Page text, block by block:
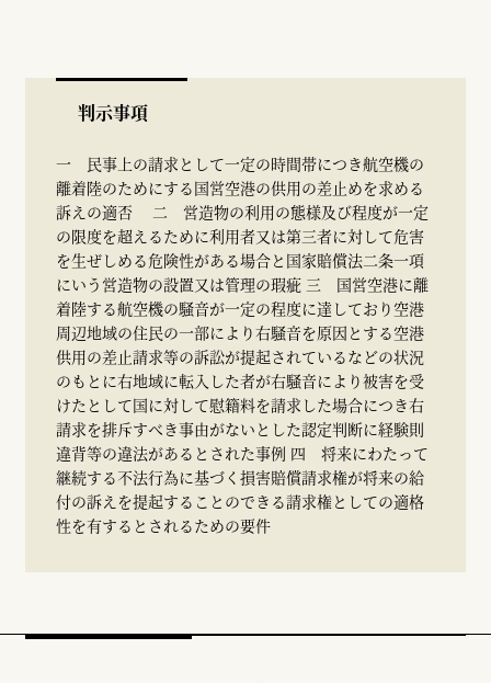
判示事項
一 民事上の請求として一定の時間帯につき航空機の
離着陸のためにする国営空港の供用の差止めを求める
訴えの適否 二 営造物の利用の態様及び程度が一定
の限度を超えるために利用者又は第三者に対して危害
を生ぜしめる危険性がある場合と国家賠償法二条一項
にいう営造物の設置又は管理の瑕疵 三 国営空港に離
着陸する航空機の騒音が一定の程度に達しており空港
周辺地域の住民の一部により右騒音を原因とする空港
供用の差止請求等の訴訟が提起されているなどの状況
のもとに右地域に転入した者が右騒音により被害を受
けたとして国に対して慰籍料を請求した場合につき右
請求を排斥すべき事由がないとした認定判断に経験則
違背等の違法があるとされた事例 四 将来にわたって
継続する不法行為に基づく損害賠償請求権が将来の給
付の訴えを提起することのできる請求権としての適格
性を有するとされるための要件